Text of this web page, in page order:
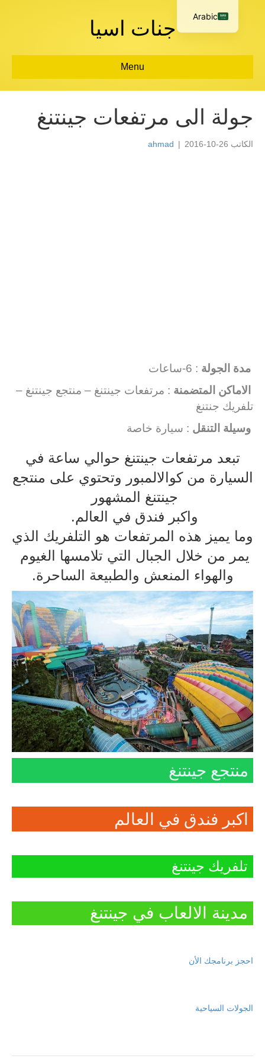
جنات اسيا
Menu
جولة الى مرتفعات جينتنغ
الكاتب ahmad | 2016-10-26
مدة الجولة : 6-ساعات
الاماكن المتضمنة : مرتفعات جينتنغ – منتجع جينتنغ –
تلفريك جنتنغ
وسيلة التنقل : سيارة خاصة
تبعد مرتفعات جينتنغ حوالي ساعة في
السيارة من كوالالمبور وتحتوي على منتجع
جينتنغ المشهور
واكبر فندق في العالم.
وما يميز هذه المرتفعات هو التلفريك الذي
يمر من خلال الجبال التي تلامسها الغيوم
والهواء المنعش والطبيعة الساحرة.
منتجع جينتنغ
اكبر فندق في العالم
تلفريك جينتنغ
مدينة الالعاب في جينتنغ
احجز برنامجك الأن
الجولات السياحية
Arabic